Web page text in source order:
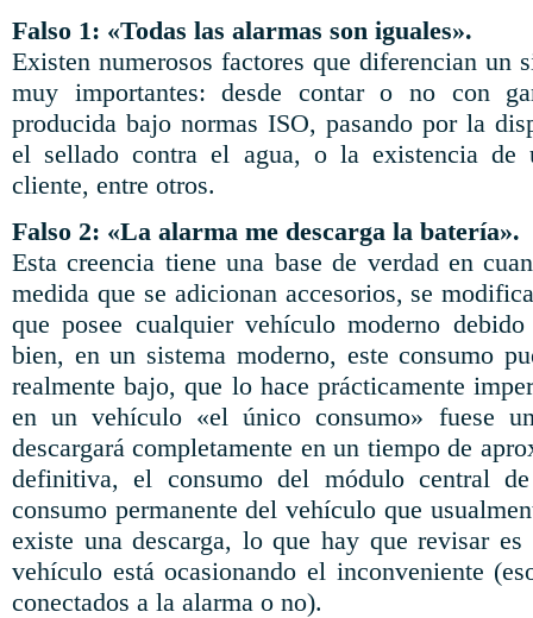
Falso 1: «Todas las alarmas son iguales».
Existen numerosos factores que diferencian un
muy importantes: desde contar o no con
producida bajo normas ISO, pasando por la
el sellado contra el agua, o la existencia
cliente, entre otros.
Falso 2: «La alarma me descarga la batería».
Esta creencia tiene una base de verdad en
medida que se adicionan accesorios, se
que posee cualquier vehículo moderno
bien, en un sistema moderno, este consumo
realmente bajo, que lo hace prácticamente
en un vehículo «el único consumo» fuese
descargará completamente en un tiempo de
definitiva, el consumo del módulo central
consumo permanente del vehículo que
existe una descarga, lo que hay que revisar
vehículo está ocasionando el inconveniente
conectados a la alarma o no).